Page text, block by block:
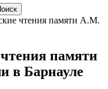
чтения памяти А.М.
памяти
в Барнауле